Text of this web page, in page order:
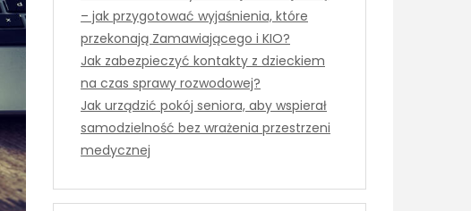
– jak przygotować wyjaśnienia, które
przekonają Zamawiającego i KIO?
Jak zabezpieczyć kontakty z dzieckiem
na czas sprawy rozwodowej?
Jak urządzić pokój seniora, aby wspierał
samodzielność bez wrażenia przestrzeni
medycznej